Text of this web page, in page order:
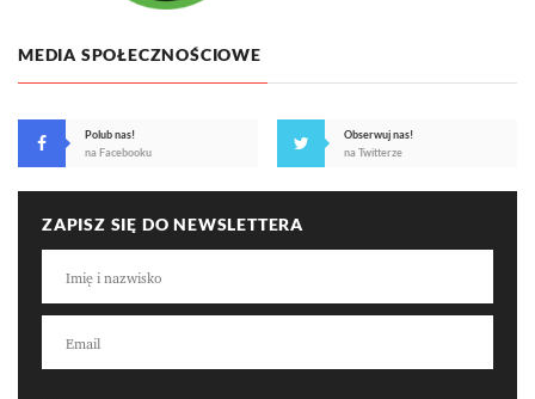
MEDIA SPOŁECZNOŚCIOWE
Polub nas!
na Facebooku
Obserwuj nas!
na Twitterze
ZAPISZ SIĘ DO NEWSLETTERA